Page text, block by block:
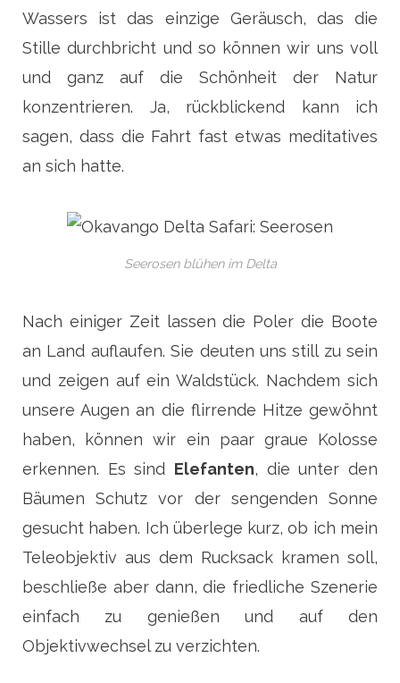
Wassers ist das einzige Geräusch, das die
Stille durchbricht und so können wir uns voll
und ganz auf die Schönheit der Natur
konzentrieren. Ja, rückblickend kann ich
sagen, dass die Fahrt fast etwas meditatives
an sich hatte.
Seerosen blühen im Delta
Nach einiger Zeit lassen die Poler die Boote
an Land auflaufen. Sie deuten uns still zu sein
und zeigen auf ein Waldstück. Nachdem sich
unsere Augen an die flirrende Hitze gewöhnt
haben, können wir ein paar graue Kolosse
erkennen. Es sind Elefanten, die unter den
Bäumen Schutz vor der sengenden Sonne
gesucht haben. Ich überlege kurz, ob ich mein
Teleobjektiv aus dem Rucksack kramen soll,
beschließe aber dann, die friedliche Szenerie
einfach zu genießen und auf den
Objektivwechsel zu verzichten.